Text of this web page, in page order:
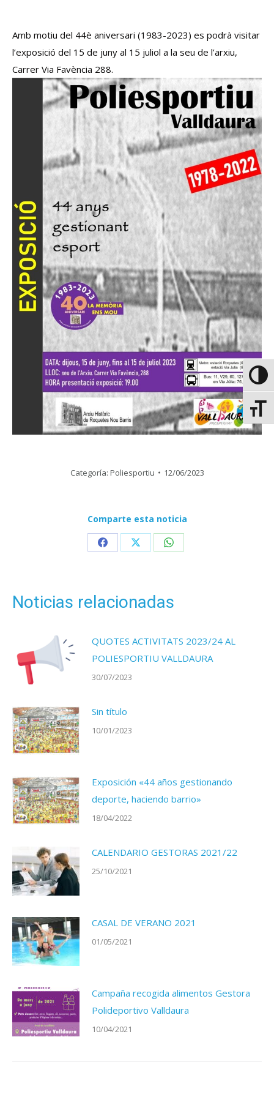
Amb motiu del 44è aniversari (1983-2023) es podrà visitar
l’exposició del 15 de juny al 15 juliol a la seu de l’arxiu,
Carrer Via Favència 288.
Categoría: Poliesportiu 12/06/2023
Comparte esta noticia
Share Share Share
Noticias relacionadas
QUOTES ACTIVITATS 2023/24 AL
POLIESPORTIU VALLDAURA
30/07/2023
Sin título
10/01/2023
Exposición «44 años gestionando
deporte, haciendo barrio»
18/04/2022
CALENDARIO GESTORAS 2021/22
25/10/2021
CASAL DE VERANO 2021
01/05/2021
Campaña recogida alimentos Gestora
Polideportivo Valldaura
10/04/2021